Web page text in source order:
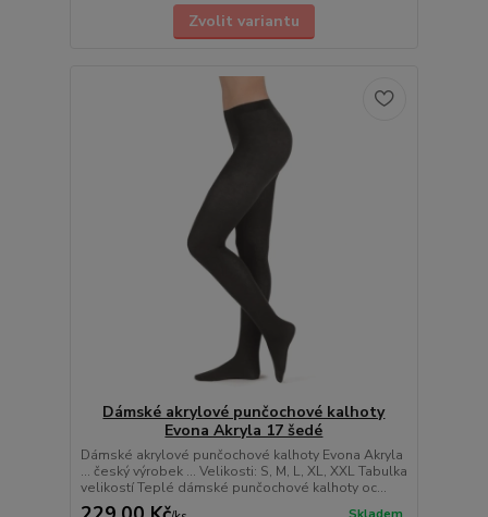
Zvolit variantu
Dámské akrylové punčochové kalhoty
Evona Akryla 17 šedé
Dámské akrylové punčochové kalhoty Evona Akryla
... český výrobek ... Velikosti: S, M, L, XL, XXL Tabulka
velikostí Teplé dámské punčochové kalhoty oc...